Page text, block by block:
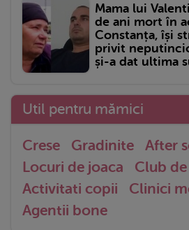
Mama lui
de ani mort în
Constanța, își
privit
și-a dat ultima
Util pentru mămici
Crese Gradinite After
Locuri de joaca
Club
Activitati copii
Clinici
Agentii bone